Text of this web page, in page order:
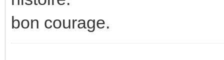
bon courage.